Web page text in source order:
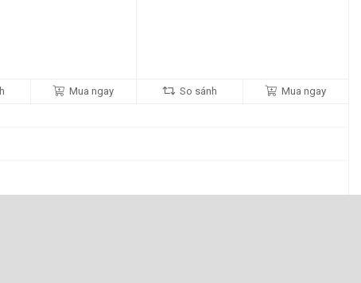
Mua ngay So sánh Mua ngay